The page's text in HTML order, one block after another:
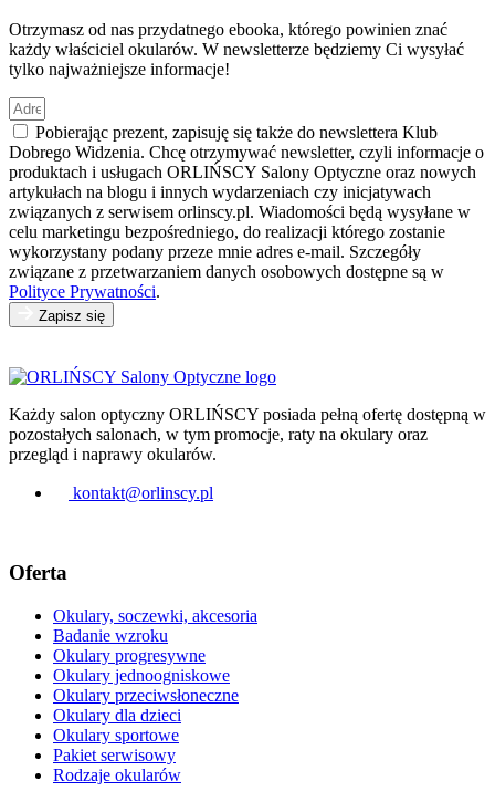
Otrzymasz od nas przydatnego ebooka, którego powinien znać
każdy właściciel okularów. W newsletterze będziemy Ci wysyłać
tylko najważniejsze informacje!
Pobierając prezent, zapisuję się także do newslettera Klub
Dobrego Widzenia. Chcę otrzymywać newsletter, czyli informacje o
produktach i usługach ORLIŃSCY Salony Optyczne oraz nowych
artykułach na blogu i innych wydarzeniach czy inicjatywach
związanych z serwisem orlinscy.pl. Wiadomości będą wysyłane w
celu marketingu bezpośredniego, do realizacji którego zostanie
wykorzystany podany przeze mnie adres e-mail. Szczegóły
związane z przetwarzaniem danych osobowych dostępne są w
Polityce Prywatności.
Zapisz się
Każdy salon optyczny ORLIŃSCY posiada pełną ofertę dostępną w
pozostałych salonach, w tym promocje, raty na okulary oraz
przegląd i naprawy okularów.
kontakt@orlinscy.pl
Oferta
Okulary, soczewki, akcesoria
Badanie wzroku
Okulary progresywne
Okulary jednoogniskowe
Okulary przeciwsłoneczne
Okulary dla dzieci
Okulary sportowe
Pakiet serwisowy
Rodzaje okularów